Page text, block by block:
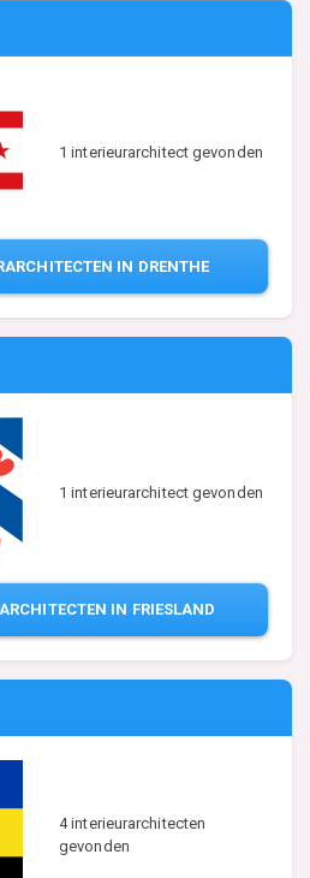
1 interieurarchitect gevonden
IN DRENTHE
1 interieurarchitect gevonden
IN FRIESLAND
4 interieurarchitecten
gevonden